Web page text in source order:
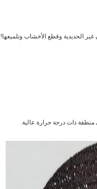
غير الحديدية وقطع الأخشاب وتلميعها!
منطقة ذات درجة حرارة عالية.